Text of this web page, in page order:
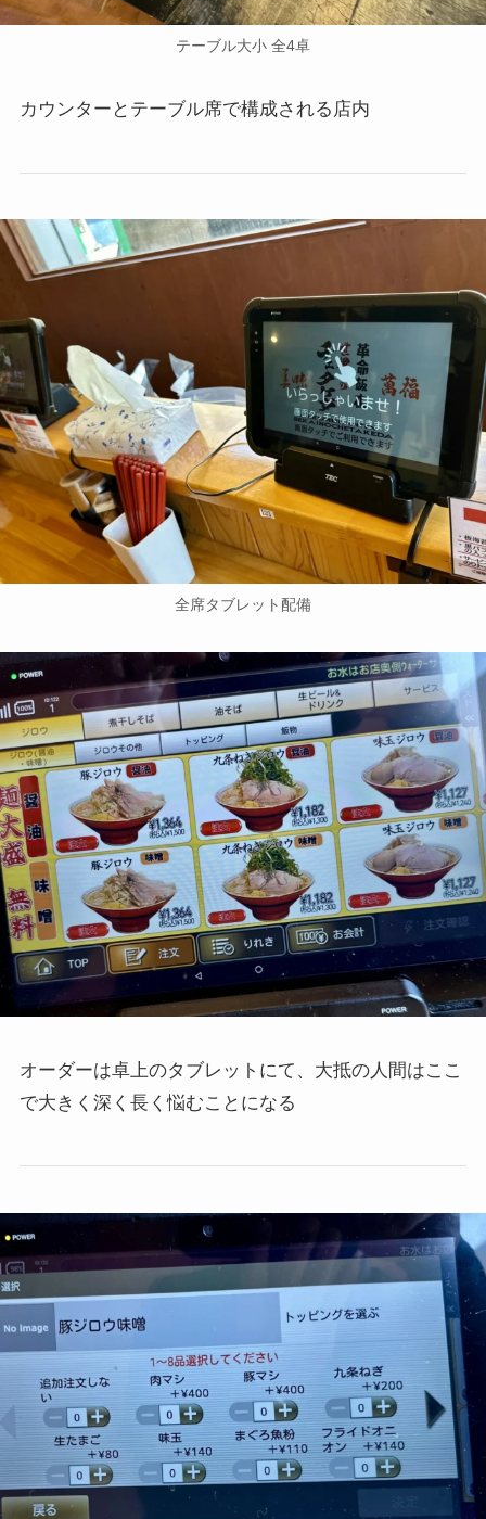
テーブル大小 全4卓
カウンターとテーブル席で構成される店内
全席タブレット配備
オーダーは卓上のタブレットにて、大抵の人間はここ
で大きく深く長く悩むことになる